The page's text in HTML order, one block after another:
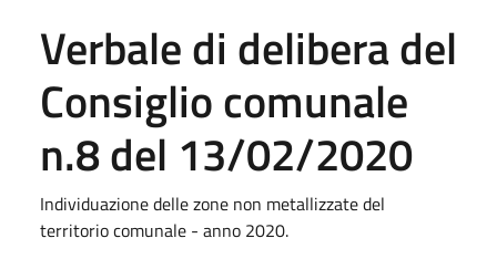
Verbale di delibera del
Consiglio comunale
n.8 del 13/02/2020
Individuazione delle zone non metallizzate del
territorio comunale - anno 2020.